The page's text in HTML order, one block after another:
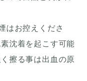
はお控えくださ
沈着を起こす可能
擦る事は出血の原